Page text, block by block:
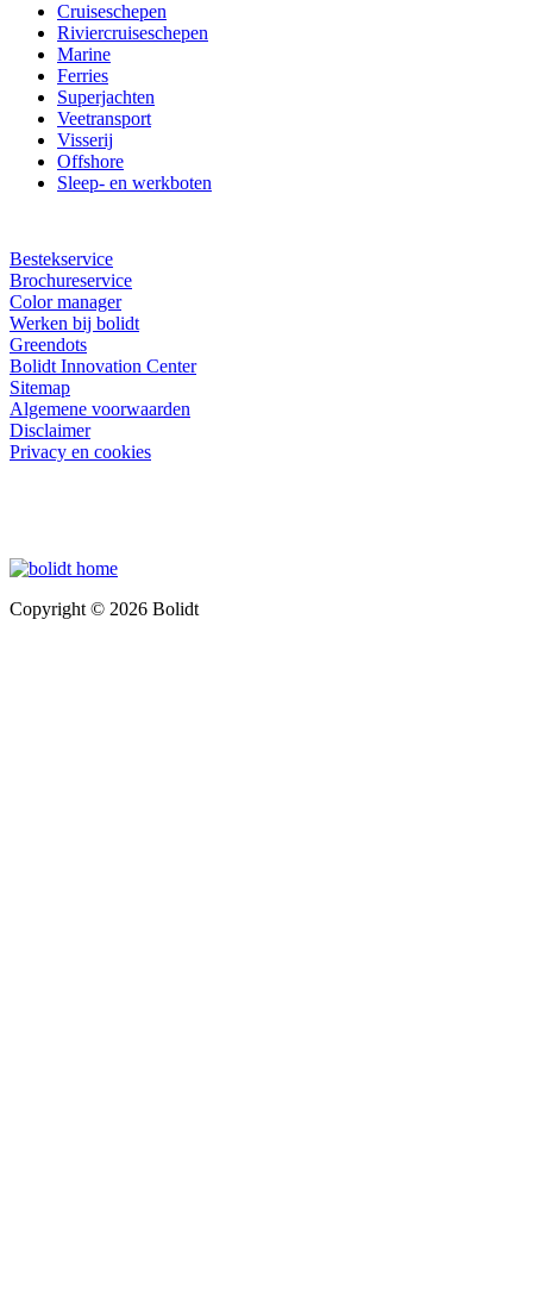
Cruiseschepen
Riviercruiseschepen
Marine
Ferries
Superjachten
Veetransport
Visserij
Offshore
Sleep- en werkboten
Bestekservice
Brochureservice
Color manager
Werken bij bolidt
Greendots
Bolidt Innovation Center
Sitemap
Algemene voorwaarden
Disclaimer
Privacy en cookies
Copyright © 2026 Bolidt